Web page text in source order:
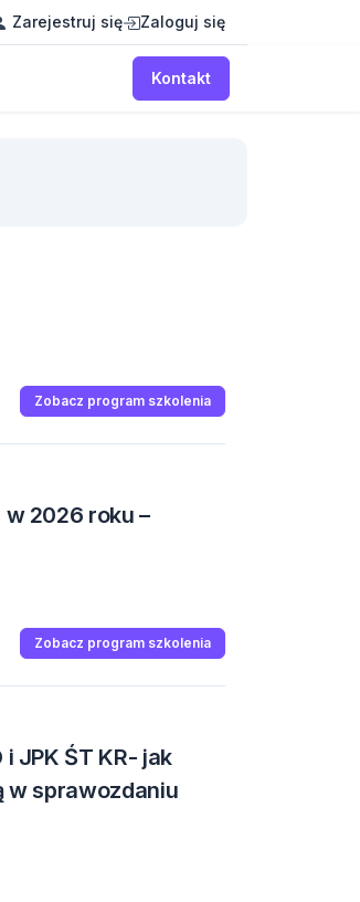
Zarejestruj się Zaloguj się
Kontakt
Zobacz program szkolenia
2026 roku –
Zobacz program szkolenia
JPK ŚT KR- jak
w sprawozdaniu